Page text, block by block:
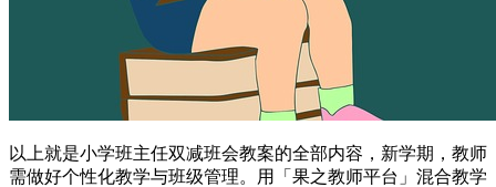
以上就是小学班主任双减班会教案的全部内容，新学期，教师
需做好个性化教学与班级管理。用「果之教师平台」混合教学